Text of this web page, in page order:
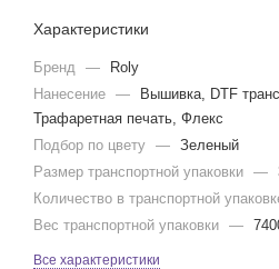
Характеристики
Бренд —
Roly
Нанесение —
Вышивка, DTF
Трафаретная печать, Флекс
Подбор по цвету — Зеленый
Размер транспортной упаковки —
Количество в транспортной
Вес транспортной упаковки —
Все характеристики